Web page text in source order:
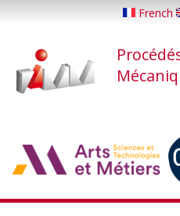
principal
French